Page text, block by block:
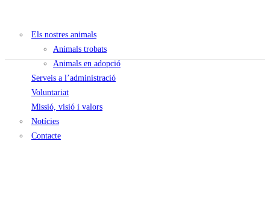
Els nostres animals
Animals trobats
Animals en adopció
Serveis a l’administració
Voluntariat
Missió, visió i valors
Notícies
Contacte